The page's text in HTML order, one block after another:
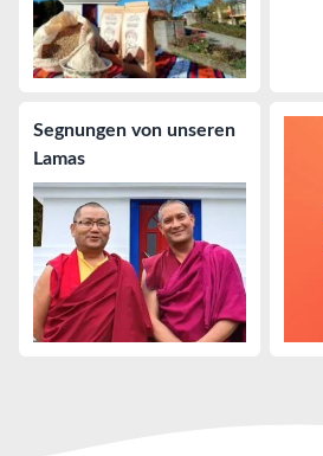
Segnungen von unseren
Lamas